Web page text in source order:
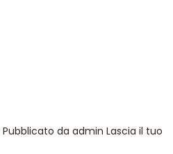
Pubblicato daadmin Lascia il tuo